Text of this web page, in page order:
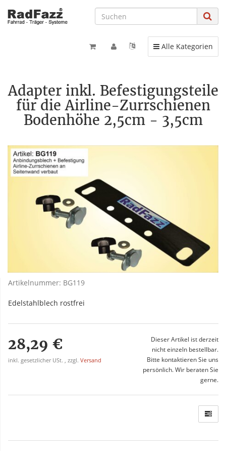
Toggle navigation
Alle Kategorien
Adapter inkl. Befestigungsteile
für die Airline-Zurrschienen
Bodenhöhe 2,5cm - 3,5cm
Artikelnummer: BG119
Edelstahlblech rostfrei
28,29 €
inkl. gesetzlicher USt. , zzgl. Versand
Dieser Artikel ist derzeit
nicht einzeln bestellbar.
Bitte kontaktieren Sie uns
persönlich. Wir beraten Sie
gerne.